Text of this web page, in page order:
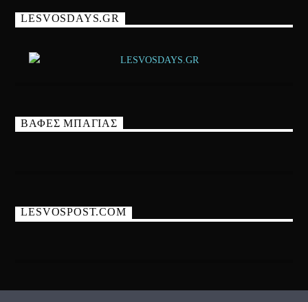
LESVOSDAYS.GR
ΒΑΦΕΣ ΜΠΑΓΙΑΣ
LESVOSPOST.COM